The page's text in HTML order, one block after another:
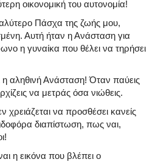
οικονομική του αυτονομία!
Πάσχα της ζωής μου,
Αυτή ήταν η Ανάσταση για
η γυναίκα που θέλει να τηρήσει
αληθινή Ανάσταση! Όταν παύεις
να μετράς όσα νιώθεις.
χρειάζεται να προσθέσει κανείς
διαπίστωση, πως ναι,
η εικόνα που βλέπει ο